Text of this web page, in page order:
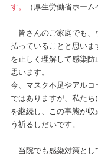
す。
（厚生労働省ホーム
皆さんのご家庭でも、
払っていることと思い
を正しく理解して感染防
思います。
今、マスク不足やアルコ
ではありますが、私たち
を継続し、この事態が収
う祈るしだいです。
当院でも感染対策と